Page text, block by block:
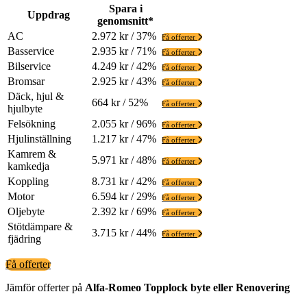
Uppdrag
Spara i
genomsnitt*
AC
2.972 kr / 37% Få offerter
Basservice 2.935 kr / 71% Få offerter
Bilservice 4.249 kr / 42% Få offerter
Bromsar 2.925 kr / 43% Få offerter
Däck, hjul &
hjulbyte
664 kr / 52% Få offerter
Felsökning 2.055 kr / 96% Få offerter
Hjulinställning 1.217 kr / 47% Få offerter
Kamrem &
kamkedja
5.971 kr / 48% Få offerter
Koppling 8.731 kr / 42% Få offerter
Motor 6.594 kr / 29% Få offerter
Oljebyte 2.392 kr / 69% Få offerter
Stötdämpare &
fjädring
3.715 kr / 44% Få offerter
Få offerter
Jämför offerter på Alfa-Romeo Topplock byte eller Renovering